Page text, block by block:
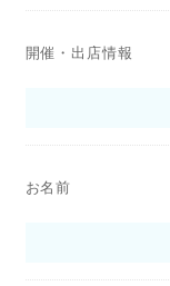
開催・出店情報
お名前